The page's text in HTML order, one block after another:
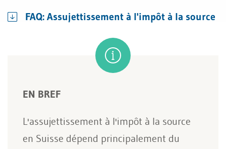
FAQ: Assujettissement à l'impôt à la source
EN BREF
L'assujettissement à l'impôt à la source
en Suisse dépend principalement du